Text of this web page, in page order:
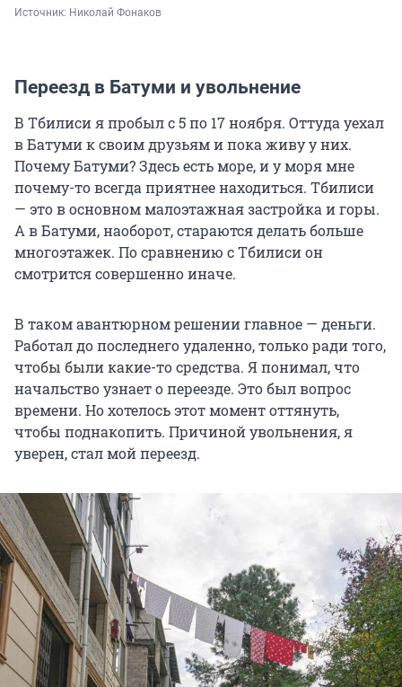
Источник: Николай Фонаков
Переезд в Батуми и увольнение
В Тбилиси я пробыл с 5 по 17 ноября. Оттуда уехал
в Батуми к своим друзьям и пока живу у них.
Почему Батуми? Здесь есть море, и у моря мне
почему-то всегда приятнее находиться. Тбилиси
— это в основном малоэтажная застройка и горы.
А в Батуми, наоборот, стараются делать больше
многоэтажек. По сравнению с Тбилиси он
смотрится совершенно иначе.
В таком авантюрном решении главное — деньги.
Работал до последнего удаленно, только ради того,
чтобы были какие-то средства. Я понимал, что
начальство узнает о переезде. Это был вопрос
времени. Но хотелось этот момент оттянуть,
чтобы поднакопить. Причиной увольнения, я
уверен, стал мой переезд.